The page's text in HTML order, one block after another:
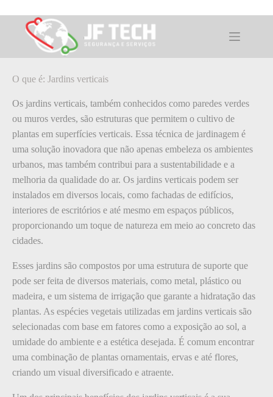
para
conteúdoO que é: Jardins verticais
O que é: Jardins verticais
Os jardins verticais, também conhecidos como paredes verdes
ou muros verdes, são estruturas que permitem o cultivo de
plantas em superfícies verticais. Essa técnica de jardinagem é
uma solução inovadora que não apenas embeleza os ambientes
urbanos, mas também contribui para a sustentabilidade e a
melhoria da qualidade do ar. Os jardins verticais podem ser
instalados em diversos locais, como fachadas de edifícios,
interiores de escritórios e até mesmo em espaços públicos,
proporcionando um toque de natureza em meio ao concreto das
cidades.
Esses jardins são compostos por uma estrutura de suporte que
pode ser feita de diversos materiais, como metal, plástico ou
madeira, e um sistema de irrigação que garante a hidratação das
plantas. As espécies vegetais utilizadas em jardins verticais são
selecionadas com base em fatores como a exposição ao sol, a
umidade do ambiente e a estética desejada. É comum encontrar
uma combinação de plantas ornamentais, ervas e até flores,
criando um visual diversificado e atraente.